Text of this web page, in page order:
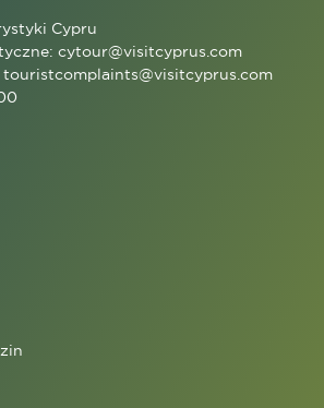
Cypru
cytour@visitcyprus.com
touristcomplaints@visitcyprus.com